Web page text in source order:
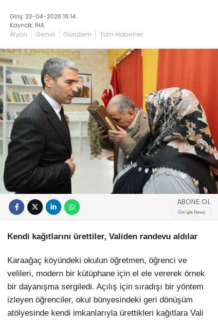
Giriş: 23-04-2026 16:14
Kaynak: İHA
Afyon Genel Gündem Tüm Haberler
ABONE OL
Kendi kağıtlarını ürettiler, Validen randevu aldılar
Karaağaç köyündeki okulun öğretmen, öğrenci ve
velileri, modern bir kütüphane için el ele vererek örnek
bir dayanışma sergiledi. Açılış için sıradışı bir yöntem
izleyen öğrenciler, okul bünyesindeki geri dönüşüm
atölyesinde kendi imkanlarıyla ürettikleri kağıtlara Vali